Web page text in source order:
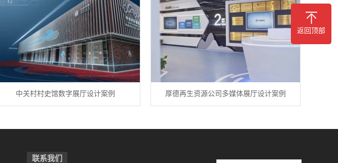
中关村村史馆数字展厅设计案例 厚德再生资源公司多媒体展厅设计案例
联系我们
返回顶部